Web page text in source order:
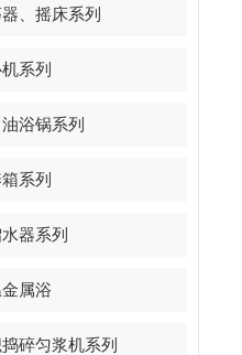
、摇床系列
系列
浴锅系列
系列
器系列
属浴
碎匀浆机系列